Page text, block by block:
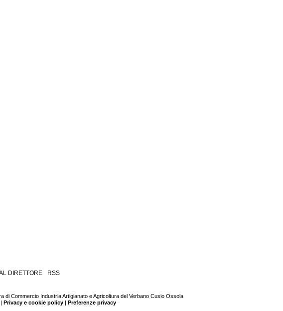
DIRETTORE RSS
Commercio Industria Artigianato e Agricoltura del Verbano Cusio Ossola
Privacy e cookie policy| Preferenze privacy